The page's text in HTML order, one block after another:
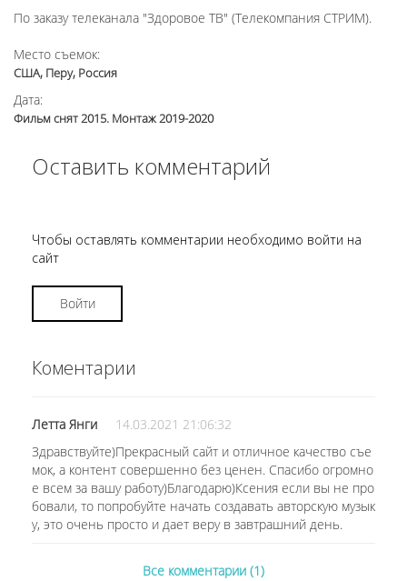
По заказу телеканала "Здоровое ТВ" (Телекомпания СТРИМ).
Место съемок:
США, Перу, Россия
Дата:
Фильм снят 2015. Монтаж 2019-2020
Оставить комментарий
Чтобы оставлять комментарии необходимо войти на
сайт
Войти
Коментарии
Летта Янги
14.03.2021 21:06:32
Здравствуйте)Прекрасный сайт и отличное качество съе
мок, а контент совершенно без ценен. Спасибо огромно
е всем за вашу работу)Благодарю)Ксения если вы не про
бовали, то попробуйте начать создавать авторскую музык
у, это очень просто и дает веру в завтрашний день.
Все комментарии (1)